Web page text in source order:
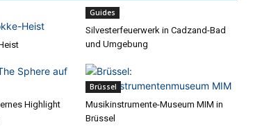
Guides
Silvesterfeuerwerk in Cadzand-Bad
und Umgebung
Highlight
Brüssel
Musikinstrumente-Museum MIM in
Brüssel